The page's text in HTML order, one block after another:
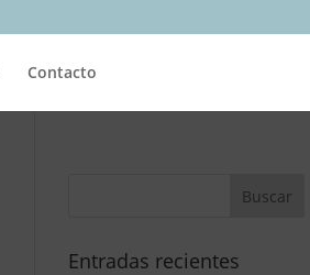
Contacto
Entradas recientes